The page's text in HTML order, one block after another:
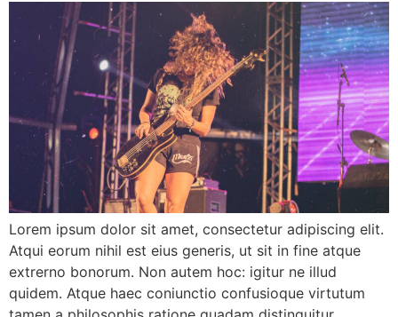
Lorem ipsum dolor sit amet, consectetur adipiscing elit.
Atqui eorum nihil est eius generis, ut sit in fine atque
extrerno bonorum. Non autem hoc: igitur ne illud
quidem. Atque haec coniunctio confusioque virtutum